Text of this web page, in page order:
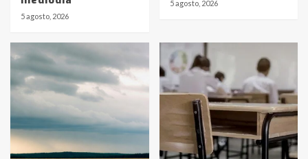
5 agosto, 2026
5 agosto, 2026
pampeanos que fueron
protagonistas del fatal accidente
en la mañana del lunes
4
Accidente en Ruta 5: falleció un
joven de Trenque Lauquen